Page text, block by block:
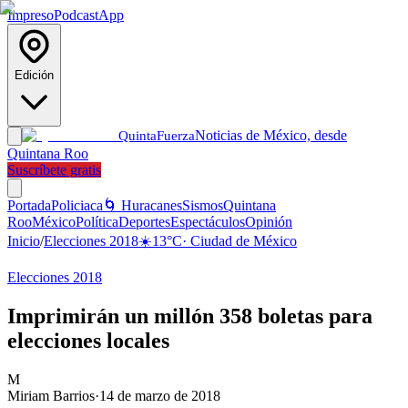
ImpresoPodcastApp
Edición
QuintaFuerzaNoticias de México, desde
Quintana Roo
Suscríbete gratis
PortadaPoliciaca 🌀 HuracanesSismosQuintana
RooMéxicoPolíticaDeportesEspectáculosOpinión
Inicio/Elecciones 2018☀️13°C· Ciudad de México
Elecciones 2018
Imprimirán un millón 358 boletas para
elecciones locales
M
Miriam Barrios·14 de marzo de 2018